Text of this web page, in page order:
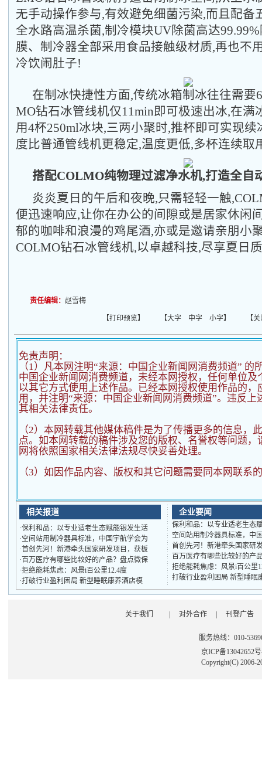
无手动操作参与,有效避免细菌污染,而且配备
全水路高温杀菌,制冷模块UV除菌高达
膜、制冷器全部采用食品接触级材质,再也不
冷饮闹肚子!
在制冰快捷性方面,传统冰箱制冰往往需要
MO钻石冰管线机仅11min即可极速出冰,在满
用4杯250ml冰块,三两小聚时,推杯即可实现
度比普通管线机更稳定,温度更低,多杯连续取
搭配COLMO纯物理过滤净水机,打造全自
炎炎夏日的午后和夜晚,只需轻轻一触
便迅速响应,让你在办公的间隙或是居家休闲
郁的咖啡和浪漫的鸡尾酒,亦或是邀请亲朋小
COLMO钻石冰管线机,以卓越科技,尽享夏日
责任编辑： 赵雪梅
【打印预览】 【大字 中字 小字】 【关
免责声明：
（1）凡本网注明“来源：中国企业新闻网消费频道” 的
中国企业新闻网消费频道，未经本网授权，任何单位及
以其它方式使用上述作品。已经本网授权使用作品的，
用，并注明“来源：中国企业新闻网消费频道”。违反上
其相关法律责任。
（2） 本网转载其他媒体稿件是为了传播更多的信息，
点。如本网转载的稿件涉及您的版权、名誉权等问题，
网将依照国家相关法律法规尽快妥善处理。
（3）如因作品内容、版权和其它问题需要同本网联系
相关报道
·保利和品：以专业适老生态赋能银发生活
·空间站用制冷器具标准，中国宇航学会为
·首创先河！新港牵头国家研发项目，获板
· 百万医疗有哪些比较好的产品？盘点微保
·拒绝能耗焦虑：风景i百公里12.4度
·打破行业盈利困局 新型睡眠康养酒店模
企业要闻
保利和品：以专业适老生态
空间站用制冷器具标准，中
首创先河！新港牵头国家研
百万医疗有哪些比较好的产
拒绝能耗焦虑：风景i百公里
打破行业盈利困局 新型睡眠
关于我们 对外合作 刊登广告
服务热线：010-
京ICP备13042652
Copyright(C) 2006-